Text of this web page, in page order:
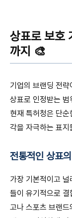
상표로 보호
까지 🎨
기업의 브랜딩 전
상표로 인정받는
현재 특허청은 단
각을 자극하는 표
전통적인 상표
가장 기본적이고 널
들이 유기적으로
고나 스포츠 브랜